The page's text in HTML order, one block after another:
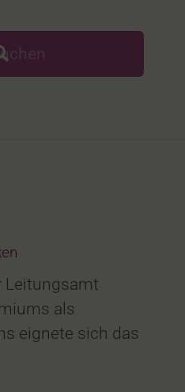
Leitungsamt
als
eignete sich das